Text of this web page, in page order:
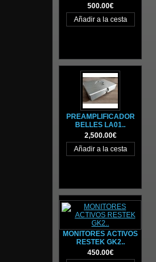
500.00€
PREAMPLIFICADOR
BELLES LA01..
2,500.00€
MONITORES ACTIVOS
RESTEK GK2..
450.00€